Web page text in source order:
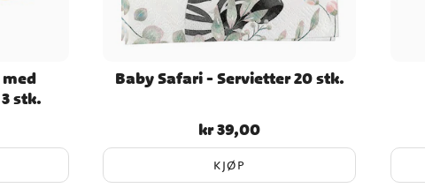
stk.
Baby Safari - Servietter 20 stk.
Pris:kr 39,00
kr 39,00
KJØP